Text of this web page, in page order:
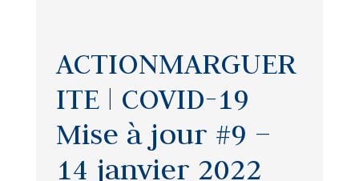
ACTIONMARGUER
ITE | COVID-19
Mise à jour #9 –
14 janvier 2022